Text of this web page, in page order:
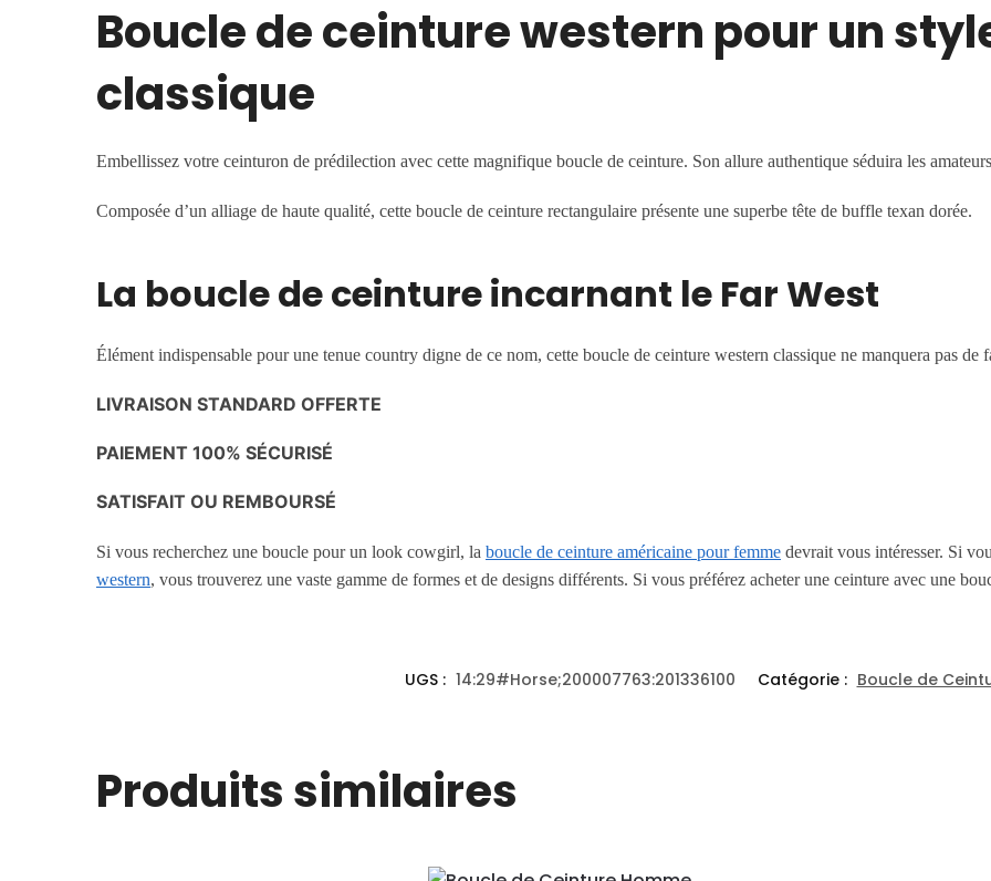
Boucle de ceinture western pour un
classique
Embellissez votre ceinturon de prédilection avec cette magnifique boucle de ceinture. Son allure authentique séduira les
Composée d’un alliage de haute qualité, cette boucle de ceinture rectangulaire présente une superbe tête de buffle texan dorée.
La boucle de ceinture incarnant le Far West
Élément indispensable pour une tenue country digne de ce nom, cette boucle de ceinture western classique ne manquera pas de
LIVRAISON STANDARD OFFERTE
PAIEMENT 100% SÉCURISÉ
SATISFAIT OU REMBOURSÉ
Si vous recherchez une boucle pour un look cowgirl, laboucle de ceinture américaine pour femme devrait vous intéresser. Si
western, vous trouverez une vaste gamme de formes et de designs différents. Si vous préférez acheter une ceinture avec une
UGS : 14:29#Horse;200007763:201336100 Catégorie : Boucle de
Produits similaires